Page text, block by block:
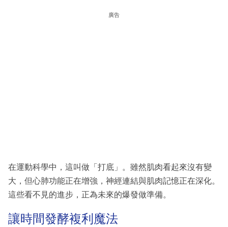
廣告
在運動科學中，這叫做「打底」。雖然肌肉看起來沒有變
大，但心肺功能正在增強，神經連結與肌肉記憶正在深化。
這些看不見的進步，正為未來的爆發做準備。
讓時間發酵複利魔法